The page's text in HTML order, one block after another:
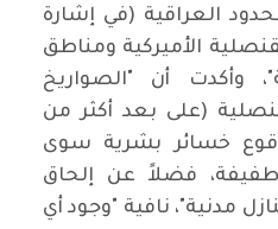
العراقية (في إشارة
الأميركية ومناطق
وأكدت أن "الصواريخ
(على بعد أكثر من
خسائر بشرية سوى
فضلاً عن إلحاق
مدنية"، نافية "وجود أي